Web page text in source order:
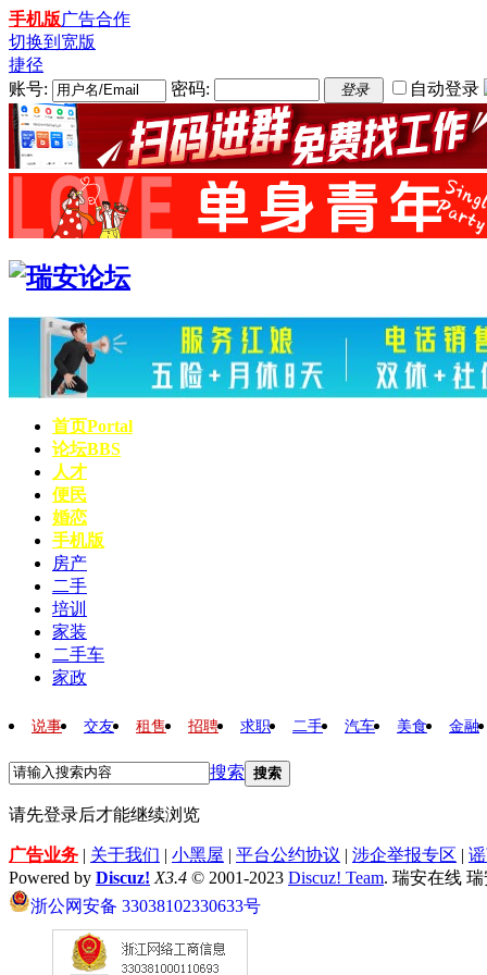
手机版广告合作
切换到宽版
捷径
账号:
密码: 登录 自动登录
首页Portal
论坛BBS
人才
便民
婚恋
手机版
房产
二手
培训
家装
二手车
家政
说事 交友 租售 招聘 求职 二手 汽车 美食 金融
搜索 搜索
请先登录后才能继续浏览
广告业务 | 关于我们 | 小黑屋 | 平台公约协议 | 涉企举报专区 |
Powered by Discuz! X3.4 © 2001-2023 Discuz! Team. 瑞安在线
浙公网安备 33038102330633号